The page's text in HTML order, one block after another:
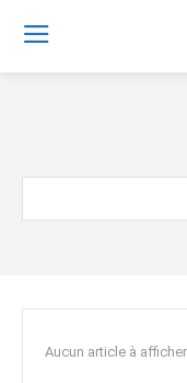
Aucun article à afficher